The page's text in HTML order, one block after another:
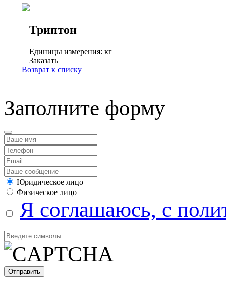
Триптон
Единицы измерения: кг
Заказать
Возврат к списку
Заполните форму
Юридическое лицо
Физическое лицо
Я соглашаюсь, с